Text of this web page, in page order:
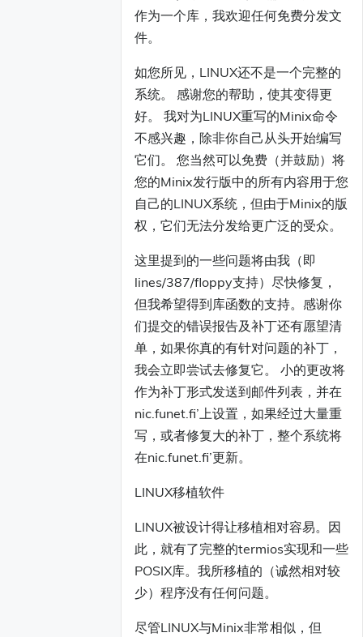
作为一个库，我欢迎任何免费分发文
件。
如您所见，LINUX还不是一个完整的
系统。 感谢您的帮助，使其变得更
好。 我对为LINUX重写的Minix命令
不感兴趣，除非你自己从头开始编写
它们。 您当然可以免费（并鼓励）将
您的Minix发行版中的所有内容用于您
自己的LINUX系统，但由于Minix的版
权，它们无法分发给更广泛的受众。
这里提到的一些问题将由我（即
lines/387/floppy支持）尽快修复，
但我希望得到库函数的支持。感谢你
们提交的错误报告及补丁还有愿望清
单，如果你真的有针对问题的补丁，
我会立即尝试去修复它。 小的更改将
作为补丁形式发送到邮件列表，并在
nic.funet.fi’上设置，如果经过大量重
写，或者修复大的补丁，整个系统将
在nic.funet.fi’更新。
LINUX移植软件
LINUX被设计得让移植相对容易。因
此，就有了完整的termios实现和一些
POSIX库。我所移植的（诚然相对较
少）程序没有任何问题。
尽管LINUX与Minix非常相似，但